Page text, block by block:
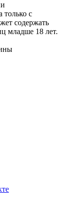
только с
содержать
младше 18 лет.